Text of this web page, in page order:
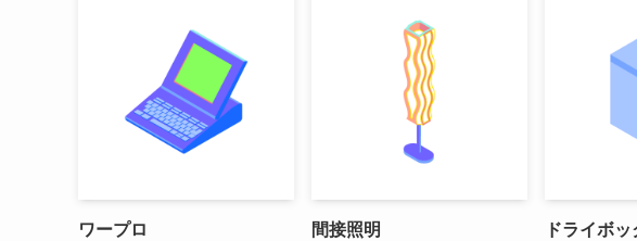
ワープロ 間接照明 ドライボッ